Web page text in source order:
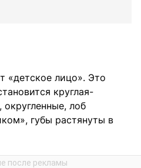
«детское лицо». Это
круглая-
округленные, лоб
губы растянуты в